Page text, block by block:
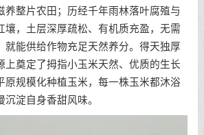
养整片农田；历经千年雨林落叶腐殖与
壤，土层深厚疏松、有机质充盈，无需
就能供给作物充足天然养分。得天独厚
上奠定了拇指小玉米天然、优质的生长
原规模化种植玉米，每一株玉米都沐浴
淀自身香甜风味。